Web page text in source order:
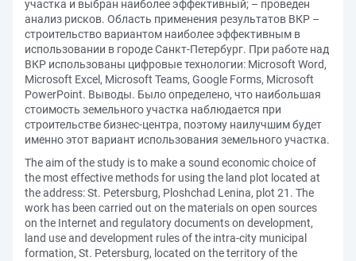
участка и выбран наиболее эффективный; – проведен
анализ рисков. Область применения результатов ВКР –
строительство вариантом наиболее эффективным в
использовании в городе Санкт-Петербург. При работе над
ВКР использованы цифровые технологии: Microsoft Word,
Microsoft Excel, Microsoft Teams, Google Forms, Microsoft
PowerPoint. Выводы. Было определено, что наибольшая
стоимость земельного участка наблюдается при
строительстве бизнес-центра, поэтому наилучшим будет
именно этот вариант использования земельного участка.
The aim of the study is to make a sound economic choice of
the most effective methods for using the land plot located at
the address: St. Petersburg, Ploshchad Lenina, plot 21. The
work has been carried out on the materials on open sources
on the Internet and regulatory documents on development,
land use and development rules of the intra-city municipal
formation, St. Petersburg, located on the territory of the